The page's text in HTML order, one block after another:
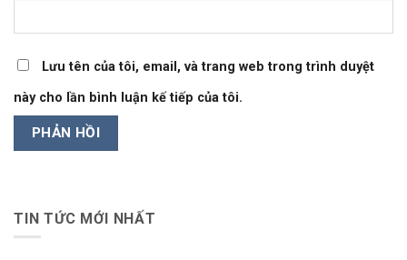
Lưu tên của tôi, email, và trang web trong trình duyệt
này cho lần bình luận kế tiếp của tôi.
TIN TỨC MỚI NHẤT